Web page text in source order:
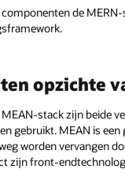
de
opzichte
stack zijn beide
gebruikt. MEAN is
worden vervangen
zijn front-